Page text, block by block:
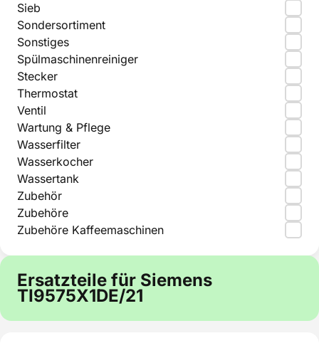
Sieb
Sondersortiment
Sonstiges
Spülmaschinenreiniger
Stecker
Thermostat
Ventil
Wartung & Pflege
Wasserfilter
Wasserkocher
Wassertank
Zubehör
Zubehöre
Zubehöre Kaffeemaschinen
Ersatzteile für Siemens
TI9575X1DE/21